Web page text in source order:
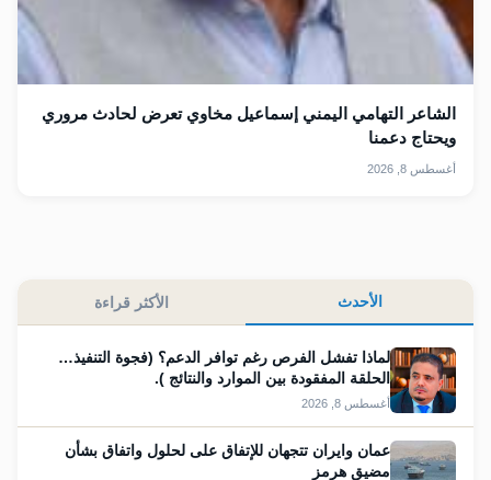
الشاعر التهامي اليمني إسماعيل مخاوي تعرض لحادث مروري
ويحتاج دعمنا
أغسطس 8, 2026
الأحدث الأكثر قراءة
لماذا تفشل الفرص رغم توافر الدعم؟ (فجوة التنفيذ…
الحلقة المفقودة بين الموارد والنتائج ).
أغسطس 8, 2026
عمان وايران تتجهان للإتفاق على لحلول واتفاق بشأن
مضيق هرمز